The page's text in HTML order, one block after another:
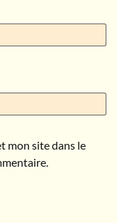
mon site dans le